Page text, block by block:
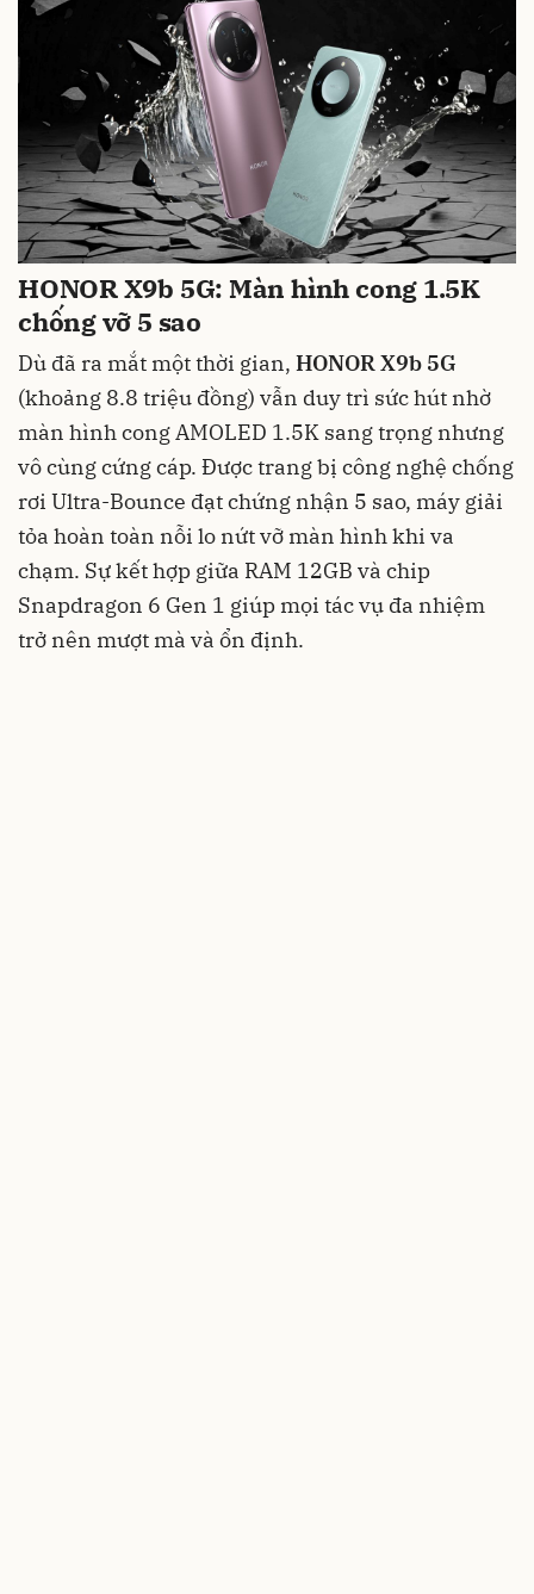
HONOR X9b 5G: Màn hình cong 1.5K
chống vỡ 5 sao
Dù đã ra mắt một thời gian, HONOR X9b 5G
(khoảng 8.8 triệu đồng) vẫn duy trì sức hút nhờ
màn hình cong AMOLED 1.5K sang trọng nhưng
vô cùng cứng cáp. Được trang bị công nghệ chống
rơi Ultra-Bounce đạt chứng nhận 5 sao, máy giải
tỏa hoàn toàn nỗi lo nứt vỡ màn hình khi va
chạm. Sự kết hợp giữa RAM 12GB và chip
Snapdragon 6 Gen 1 giúp mọi tác vụ đa nhiệm
trở nên mượt mà và ổn định.